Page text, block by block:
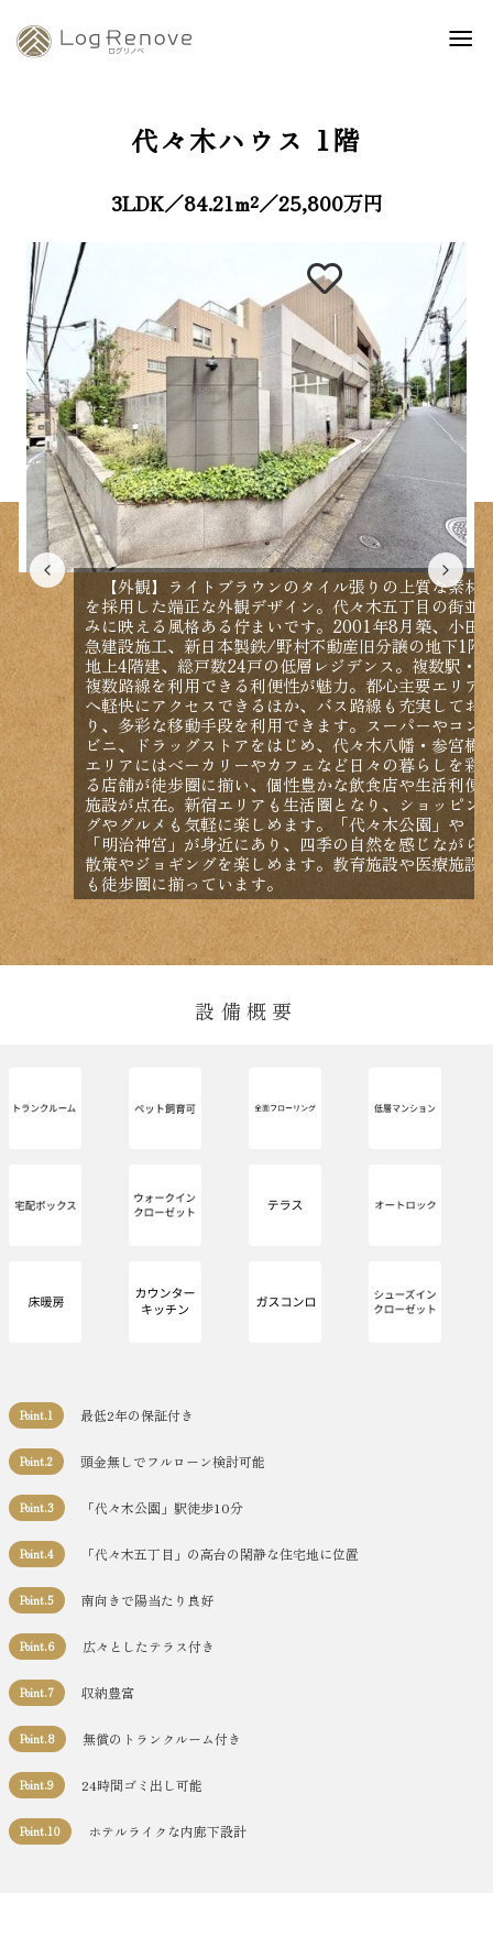
代々木ハウス 1階
3LDK／84.21m²／25,800万円
【外観】ライトブラウンのタイル張りの上質な素材
を採用した端正な外観デザイン。代々木五丁目の街並
みに映える風格ある佇まいです。2001年8月築、小田
急建設施工、新日本製鉄/野村不動産旧分譲の地下1階
地上4階建、総戸数24戸の低層レジデンス。複数駅・
複数路線を利用できる利便性が魅力。都心主要エリア
へ軽快にアクセスできるほか、バス路線も充実してお
り、多彩な移動手段を利用できます。スーパーやコン
ビニ、ドラッグストアをはじめ、代々木八幡・参宮橋
エリアにはベーカリーやカフェなど日々の暮らしを彩
る店舗が徒歩圏に揃い、個性豊かな飲食店や生活利便
施設が点在。新宿エリアも生活圏となり、ショッピン
グやグルメも気軽に楽しめます。「代々木公園」や
「明治神宮」が身近にあり、四季の自然を感じながら
散策やジョギングを楽しめます。教育施設や医療施設
も徒歩圏に揃っています。
設備概要
Point.1 最低2年の保証付き
Point.2 頭金無しでフルローン検討可能
Point.3 「代々木公園」駅徒歩10分
Point.4 「代々木五丁目」の高台の閑静な住宅地に位置
Point.5 南向きで陽当たり良好
Point.6 広々としたテラス付き
Point.7 収納豊富
Point.8 無償のトランクルーム付き
Point.9 24時間ゴミ出し可能
Point.10 ホテルライクな内廊下設計